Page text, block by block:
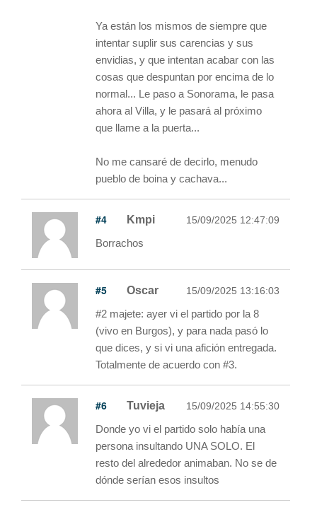
Ya están los mismos de siempre que
intentar suplir sus carencias y sus
envidias, y que intentan acabar con las
cosas que despuntan por encima de lo
normal... Le paso a Sonorama, le pasa
ahora al Villa, y le pasará al próximo
que llame a la puerta...
No me cansaré de decirlo, menudo
pueblo de boina y cachava...
#4 Kmpi 15/09/2025 12:47:09
Borrachos
#5 Oscar 15/09/2025 13:16:03
#2 majete: ayer vi el partido por la 8
(vivo en Burgos), y para nada pasó lo
que dices, y si vi una afición entregada.
Totalmente de acuerdo con #3.
#6 Tuvieja 15/09/2025 14:55:30
Donde yo vi el partido solo había una
persona insultando UNA SOLO. El
resto del alrededor animaban. No se de
dónde serían esos insultos